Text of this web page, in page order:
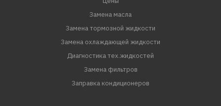
Замена масла
Замена тормозной жидкости
Замена охлаждающей жидкости
Диагностика тех.жидкостей
Замена фильтров
Заправка кондиционеров